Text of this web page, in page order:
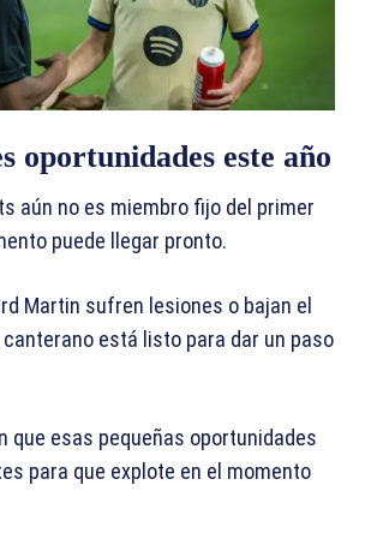
oportunidades este año
aún no es miembro fijo del primer
puede llegar pronto.
Martin sufren lesiones o bajan el
está listo para dar un paso
que esas pequeñas oportunidades
para que explote en el momento